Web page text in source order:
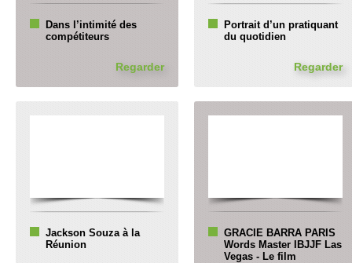
Dans l’intimité des
compétiteurs
Regarder
Portrait d’un pratiquant
du quotidien
Regarder
Jackson Souza à la
Réunion
GRACIE BARRA PARIS
Words Master IBJJF Las
Vegas - Le film